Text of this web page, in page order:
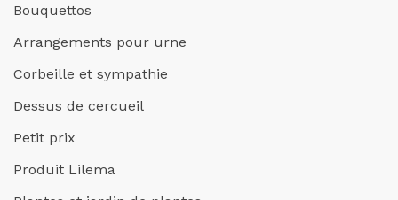
Bouquettos
Arrangements pour urne
Corbeille et sympathie
Dessus de cercueil
Petit prix
Produit Lilema